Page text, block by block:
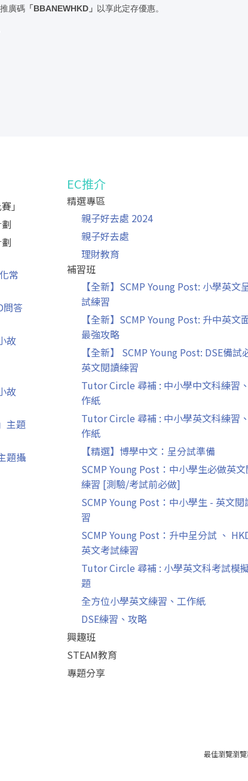
廣碼 「BBANEWHKD」 以享此定存優惠。
」
常
問答
故
故
主題
題攝
EC推介
精選專區
親子好去處 2024
親子好去處
理財教育
補習班
【全新】SCMP Young Post: 小學英文
試練習
【全新】SCMP Young Post: 升中英文
最強攻略
【全新】 SCMP Young Post: DSE備試
英文閱讀練習
Tutor Circle 尋補 : 中小學中文科練習
作紙
Tutor Circle 尋補 : 中小學英文科練習
作紙
【精選】博學中文：呈分試準備
SCMP Young Post：中小學生必做英
練習 [測驗/考試前必做]
SCMP Young Post：中小學生 - 英文閱
習
SCMP Young Post：升中呈分試 、
英文考試練習
Tutor Circle 尋補 : 小學英文科考試模
題
全方位小學英文練習、工作紙
DSE練習、攻略
興趣班
STEAM教育
專題分享
最佳瀏覽瀏